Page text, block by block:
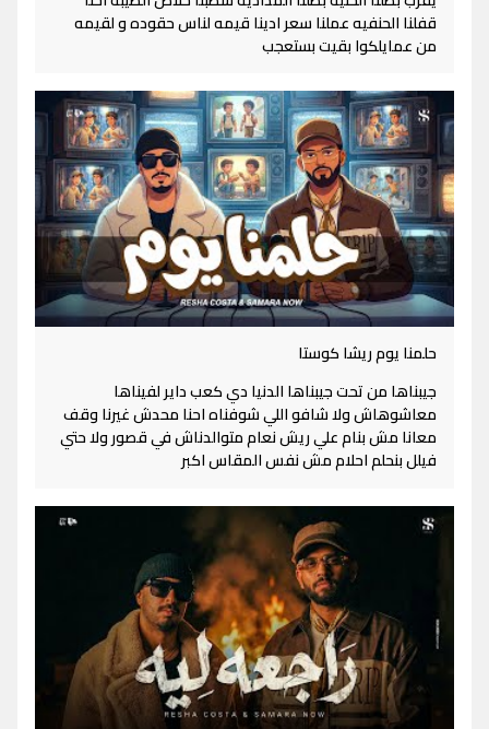
قفلنا الحنفيه عملنا سعر ادينا قيمه لناس حقوده و لقيمه
من عمايلكوا بقيت بستعجب
حلمنا يوم ريشا كوستا
جيبناها من تحت جيبناها الدنيا دي كعب داير لفيناها
معاشوهاش ولا شافو اللي شوفناه احنا محدش غيرنا وقف
معانا مش بنام علي ريش نعام متوالدناش في قصور ولا حتي
فيلل بنحلم احلام مش نفس المقاس اكبر